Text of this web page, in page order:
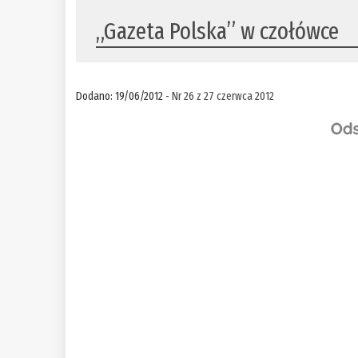
„Gazeta Polska” w czołówce
Dodano: 19/06/2012 -Nr 26 z 27 czerwca 2012